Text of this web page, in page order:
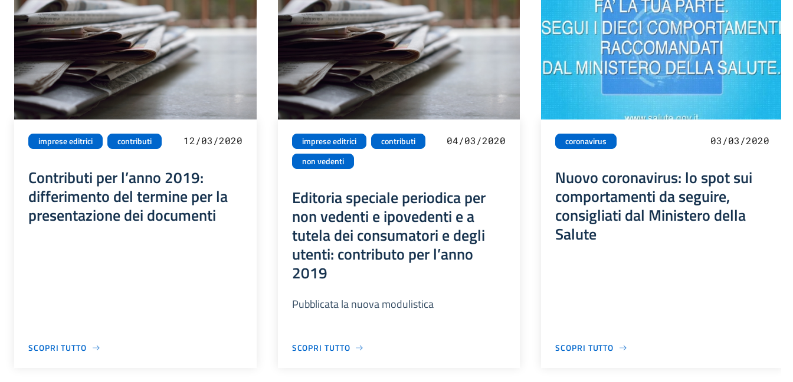
imprese editrici contributi 12/03/2020
Contributi per l’anno 2019:
differimento del termine per la
presentazione dei documenti
SCOPRI TUTTO
imprese editrici
contributi
non vedenti
04/03/2020
Editoria speciale periodica per
non vedenti e ipovedenti e a
tutela dei consumatori e degli
utenti: contributo per l’anno
2019
Pubblicata la nuova modulistica
SCOPRI TUTTO
coronavirus 03/03/2020
Nuovo coronavirus: lo spot sui
comportamenti da seguire,
consigliati dal Ministero della
Salute
SCOPRI TUTTO